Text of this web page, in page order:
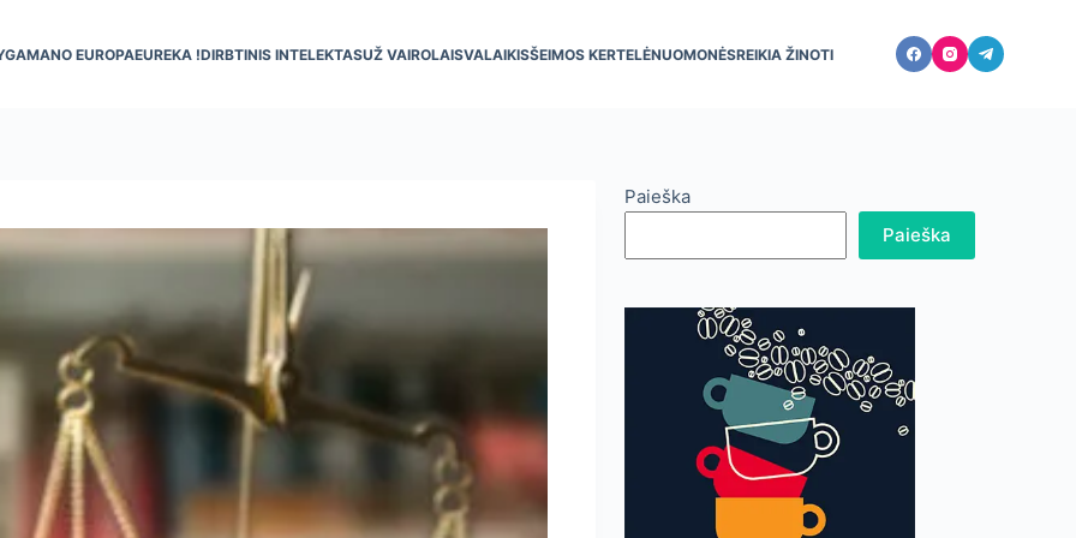
MANO EUROPAEUREKA !DIRBTINIS INTELEKTASUŽ VAIROLAISVALAIKISŠEIMOS KERTELĖNUOMONĖSREIKIA ŽINOTI
Paieška
Paieška